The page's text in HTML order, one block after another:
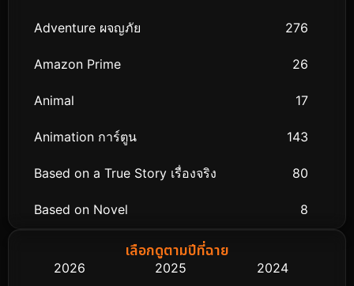
Adventure ผจญภัย 276
Amazon Prime 26
Animal 17
Animation การ์ตูน 143
Based on a True Story เรื่องจริง 80
Based on Novel 8
Biography ชีวิตจริงเลือกดูตามปีที่ฉาย
2026 2025
2024